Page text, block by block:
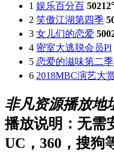
1 娱乐百分百 50212
2 笑傲江湖第四季
3 女儿们的恋爱
4 密室大逃脱会员Pl
5 恋爱的滋味第二季
6 2018MBC演艺大
非凡资源播放地
播放说明：无需
UC，360，搜狗